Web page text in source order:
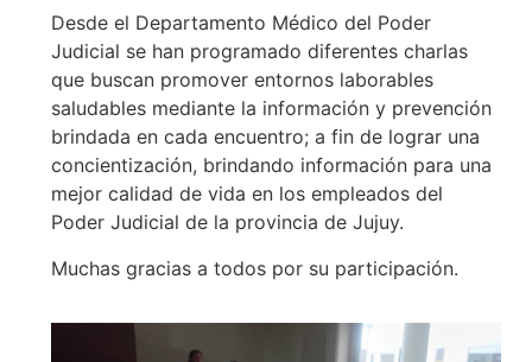
Desde el Departamento Médico del Poder
Judicial se han programado diferentes charlas
que buscan promover entornos laborables
saludables mediante la información y prevención
brindada en cada encuentro; a fin de lograr una
concientización, brindando información para una
mejor calidad de vida en los empleados del
Poder Judicial de la provincia de Jujuy.
Muchas gracias a todos por su participación.